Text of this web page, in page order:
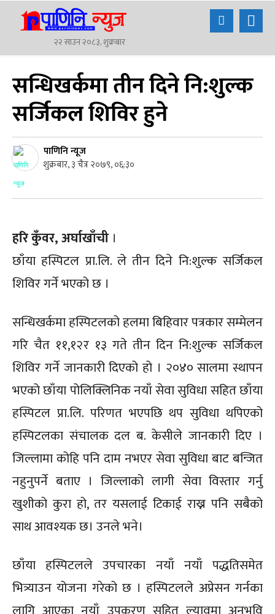
२२ साउन २०८३, शुक्रबार
सन्धिखर्कमा तीन दिने नि:शुल्क
सर्जिकल शिविर हुने
पाणिनि न्यूज
शुक्रबार, ३ चैत्र २०७९, ०६:३०
हरि कुँवर, अर्घाखाँची ।
छाँया हस्पिटल प्रा.लि. ले तीन दिने नि:शुल्क सर्जिकल
शिविर गर्ने भएको छ ।
सन्धिखर्कमा हस्पिटलको हलमा बिहिवार पत्रकार सम्मेलन
गरि चैत ११,१२र १३ गते तीन दिन नि:शुल्क सर्जिकल
शिविर गर्ने जानकारी दिएको हो । २०४० सालमा स्थापन
भएको छाँया पोलिक्लिनिक नयाँ सेवा सुविधा सहित छाँया
हस्पिटल प्रा.लि. परिणत भएपछि थप सुविधा थपिएको
हस्पिटलका संचालक दल ब. केसीले जानकारी दिए ।
जिल्लामा कोहि पनि दाम नभएर सेवा सुविधा बाट बन्जित
नहुनुपर्ने बताए । जिल्लाको लागी सेवा विस्तार गर्नु
खुशीको कुरा हो, तर यसलाई टिकाई राख्न पनि सबैको
साथ आवश्यक छ। उनले भने।
छाँया हस्पिटलले उपचारका नयाँ नयाँ पद्धतिसमेत
भित्र्याउन योजना गरेको छ । हस्पिटलले अप्रेसन गर्नका